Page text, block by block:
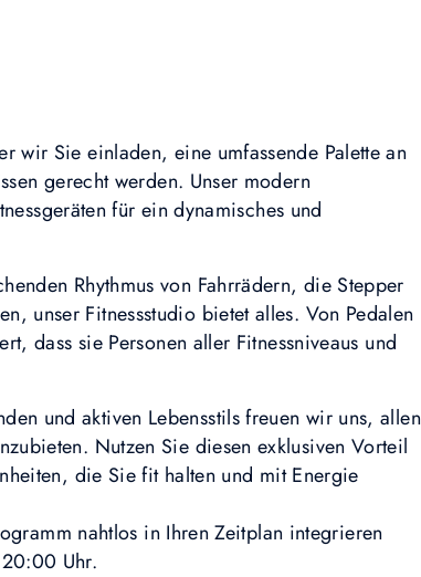
wir Sie einladen, eine umfassende Palette an
gerecht werden. Unser modern
für ein dynamisches und
Rhythmus von Fahrrädern, die Stepper
unser Fitnessstudio bietet alles. Von Pedalen
dass sie Personen aller Fitnessniveaus und
und aktiven Lebensstils freuen wir uns, allen
Nutzen Sie diesen exklusiven Vorteil
die Sie fit halten und mit Energie
nahtlos in Ihren Zeitplan integrieren
Uhr.